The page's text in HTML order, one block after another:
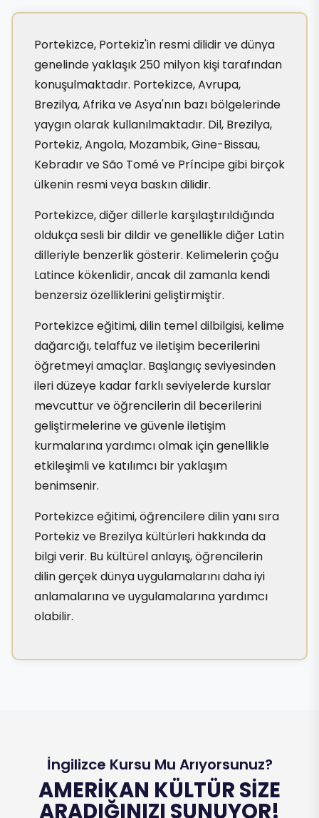
Portekizce, Portekiz'in resmi dilidir ve dünya
genelinde yaklaşık 250 milyon kişi tarafından
konuşulmaktadır. Portekizce, Avrupa,
Brezilya, Afrika ve Asya'nın bazı bölgelerinde
yaygın olarak kullanılmaktadır. Dil, Brezilya,
Portekiz, Angola, Mozambik, Gine-Bissau,
Kebradır ve São Tomé ve Príncipe gibi birçok
ülkenin resmi veya baskın dilidir.
Portekizce, diğer dillerle karşılaştırıldığında
oldukça sesli bir dildir ve genellikle diğer Latin
dilleriyle benzerlik gösterir. Kelimelerin çoğu
Latince kökenlidir, ancak dil zamanla kendi
benzersiz özelliklerini geliştirmiştir.
Portekizce eğitimi, dilin temel dilbilgisi, kelime
dağarcığı, telaffuz ve iletişim becerilerini
öğretmeyi amaçlar. Başlangıç seviyesinden
ileri düzeye kadar farklı seviyelerde kurslar
mevcuttur ve öğrencilerin dil becerilerini
geliştirmelerine ve güvenle iletişim
kurmalarına yardımcı olmak için genellikle
etkileşimli ve katılımcı bir yaklaşım
benimsenir.
Portekizce eğitimi, öğrencilere dilin yanı sıra
Portekiz ve Brezilya kültürleri hakkında da
bilgi verir. Bu kültürel anlayış, öğrencilerin
dilin gerçek dünya uygulamalarını daha iyi
anlamalarına ve uygulamalarına yardımcı
olabilir.
İngilizce Kursu Mu Arıyorsunuz?
AMERIKAN KÜLTÜR SIZE
ARADIĞINIZI SUNUYOR!